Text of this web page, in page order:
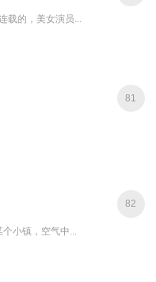
载的，美女演员...
81
小镇，空气中...
82